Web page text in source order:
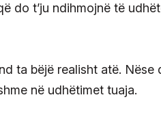
do t’ju ndihmojnë të
ta bëjë realisht atë. Nëse
në udhëtimet tuaja.